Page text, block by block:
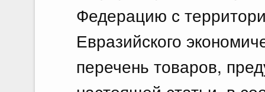
Федерацию с
Евразийского
перечень товаров,